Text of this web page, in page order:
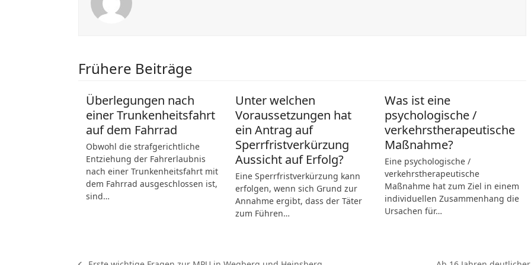
Frühere Beiträge
Überlegungen nach
einer Trunkenheitsfahrt
auf dem Fahrrad
Obwohl die strafgerichtliche
Entziehung der Fahrerlaubnis
nach einer Trunkenheitsfahrt mit
dem Fahrrad ausgeschlossen ist,
sind…
Unter welchen
Voraussetzungen hat
ein Antrag auf
Sperrfristverkürzung
Aussicht auf Erfolg?
Eine Sperrfristverkürzung kann
erfolgen, wenn sich Grund zur
Annahme ergibt, dass der Täter
zum Führen…
Was ist eine
psychologische /
verkehrstherapeutische
Maßnahme?
Eine psychologische /
verkehrstherapeutische
Maßnahme hat zum Ziel in einem
individuellen Zusammenhang die
Ursachen für…